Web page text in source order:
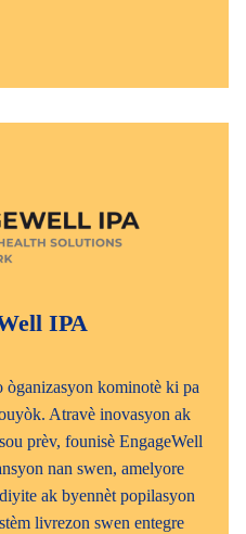
IPA
òganizasyon kominotè ki pa
Atravè inovasyon ak
prèv, founisè EngageWell
nan swen, amelyore
ak byennèt popilasyon
livrezon swen entegre